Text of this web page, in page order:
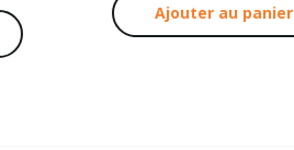
Ajouter au panier